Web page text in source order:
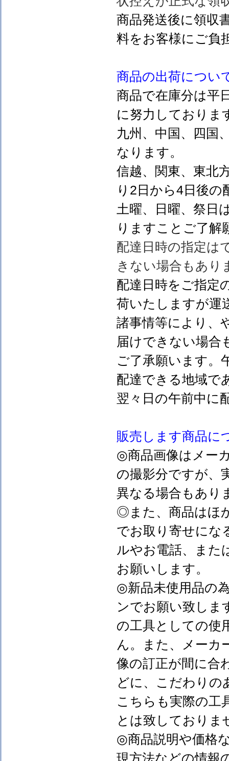
商品発送後に領収
料をお客様にご負
商品の出荷につい
商品で在庫分は平
に努力しておりま
九州、中国、四国
なります。
信越、関東、東北
り2日から4日後の
土曜、日曜、祭日
りますことご了解
配達日時の指定は
きない場合もあり
配達日時をご指定
荷いたしますが運
諸事情等により、
届けできない場合
ご了承願います。
配達できる地域で
翌々日の午前中に
販売します商品に
◎商品画像はメー
の撮影分ですが、
異なる場合もあり
◎また、商品はほ
でお取り寄せにな
ルやお電話、また
お願いします。
◎新品未使用品の
ンでお願い致しま
の工具としての使
ん。また、メーカ
像の訂正が間に合
どに、こだわりの
こちらも実際の工
とは致しておりま
◎商品説明や価格
現方法などの情報